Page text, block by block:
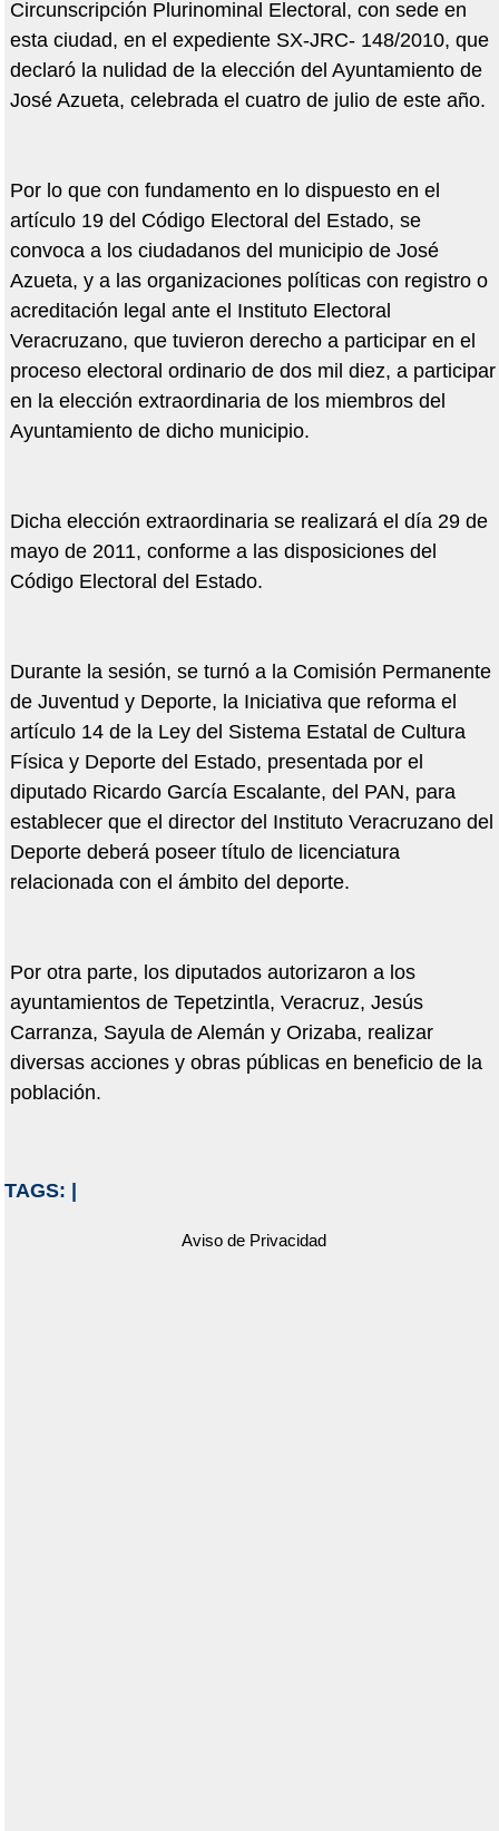
Circunscripción Plurinominal Electoral, con sede en
esta ciudad, en el expediente SX-JRC- 148/2010, que
declaró la nulidad de la elección del Ayuntamiento de
José Azueta, celebrada el cuatro de julio de este año.
Por lo que con fundamento en lo dispuesto en el
artículo 19 del Código Electoral del Estado, se
convoca a los ciudadanos del municipio de José
Azueta, y a las organizaciones políticas con registro o
acreditación legal ante el Instituto Electoral
Veracruzano, que tuvieron derecho a participar en el
proceso electoral ordinario de dos mil diez, a participar
en la elección extraordinaria de los miembros del
Ayuntamiento de dicho municipio.
Dicha elección extraordinaria se realizará el día 29 de
mayo de 2011, conforme a las disposiciones del
Código Electoral del Estado.
Durante la sesión, se turnó a la Comisión Permanente
de Juventud y Deporte, la Iniciativa que reforma el
artículo 14 de la Ley del Sistema Estatal de Cultura
Física y Deporte del Estado, presentada por el
diputado Ricardo García Escalante, del PAN, para
establecer que el director del Instituto Veracruzano del
Deporte deberá poseer título de licenciatura
relacionada con el ámbito del deporte.
Por otra parte, los diputados autorizaron a los
ayuntamientos de Tepetzintla, Veracruz, Jesús
Carranza, Sayula de Alemán y Orizaba, realizar
diversas acciones y obras públicas en beneficio de la
población.
TAGS:
Aviso de Privacidad